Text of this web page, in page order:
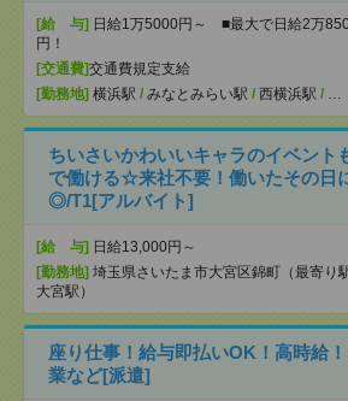
[給 与] 日給1万5000円～ ■最大で日給2万
円！
[交通費]交通費規定支給
[勤務地] 横浜駅 / みなとみらい駅 / 西横浜駅 / …
ちいさいかわいいキャラのイベント
で働ける☆来社不要！働いたその日
◎/T1[アルバイト]
[給 与] 日給13,000円～
[勤務地] 埼玉県さいたま市大宮区錦町（最寄り
大宮駅）
座り仕事！給与即払いOK！高時給
業など[派遣]